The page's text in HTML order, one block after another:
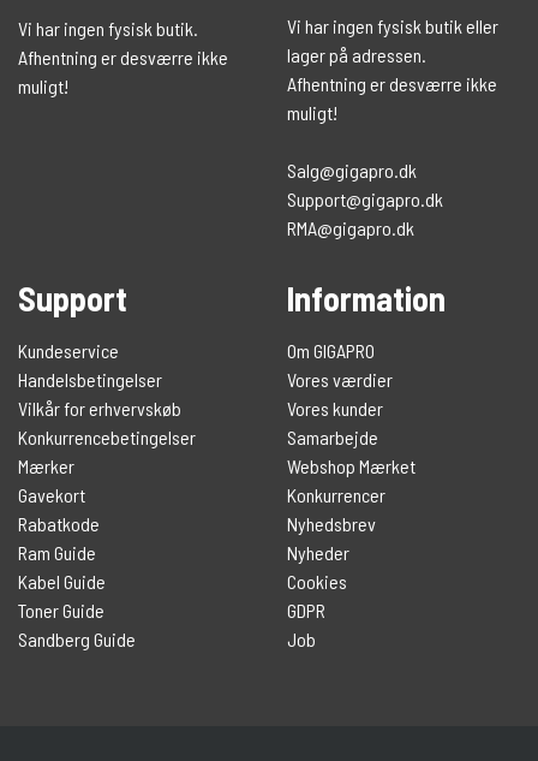
Vi har ingen fysisk butik.
Afhentning er desværre ikke
muligt!
Vi har ingen fysisk butik eller
lager på adressen.
Afhentning er desværre ikke
muligt!
Salg@gigapro.dk
Support@gigapro.dk
RMA@gigapro.dk
Support
Kundeservice
Handelsbetingelser
Vilkår for erhvervskøb
Konkurrencebetingelser
Mærker
Gavekort
Rabatkode
Ram Guide
Kabel Guide
Toner Guide
Sandberg Guide
Information
Om GIGAPRO
Vores værdier
Vores kunder
Samarbejde
Webshop Mærket
Konkurrencer
Nyhedsbrev
Nyheder
Cookies
GDPR
Job